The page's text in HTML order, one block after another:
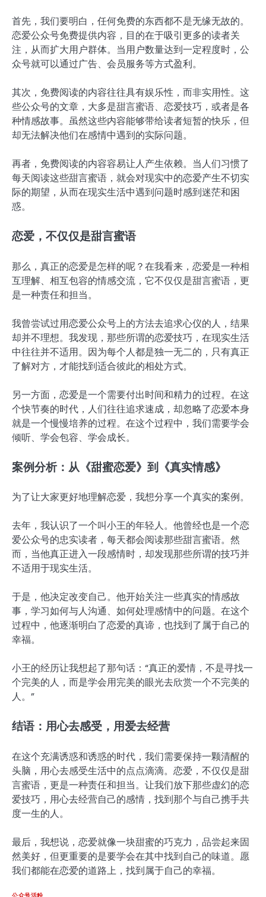
首先，我们要明白，任何免费的东西都不是无缘无故的。
恋爱公众号免费提供内容，目的在于吸引更多的读者关
注，从而扩大用户群体。当用户数量达到一定程度时，公
众号就可以通过广告、会员服务等方式盈利。
其次，免费阅读的内容往往具有娱乐性，而非实用性。这
些公众号的文章，大多是甜言蜜语、恋爱技巧，或者是各
种情感故事。虽然这些内容能够带给读者短暂的快乐，但
却无法解决他们在感情中遇到的实际问题。
再者，免费阅读的内容容易让人产生依赖。当人们习惯了
每天阅读这些甜言蜜语，就会对现实中的恋爱产生不切实
际的期望，从而在现实生活中遇到问题时感到迷茫和困
惑。
恋爱，不仅仅是甜言蜜语
那么，真正的恋爱是怎样的呢？在我看来，恋爱是一种相
互理解、相互包容的情感交流，它不仅仅是甜言蜜语，更
是一种责任和担当。
我曾尝试过用恋爱公众号上的方法去追求心仪的人，结果
却并不理想。我发现，那些所谓的恋爱技巧，在现实生活
中往往并不适用。因为每个人都是独一无二的，只有真正
了解对方，才能找到适合彼此的相处方式。
另一方面，恋爱是一个需要付出时间和精力的过程。在这
个快节奏的时代，人们往往追求速成，却忽略了恋爱本身
就是一个慢慢培养的过程。在这个过程中，我们需要学会
倾听、学会包容、学会成长。
案例分析：从《甜蜜恋爱》到《真实情感》
为了让大家更好地理解恋爱，我想分享一个真实的案例。
去年，我认识了一个叫小王的年轻人。他曾经也是一个恋
爱公众号的忠实读者，每天都会阅读那些甜言蜜语。然
而，当他真正进入一段感情时，却发现那些所谓的技巧并
不适用于现实生活。
于是，他决定改变自己。他开始关注一些真实的情感故
事，学习如何与人沟通、如何处理感情中的问题。在这个
过程中，他逐渐明白了恋爱的真谛，也找到了属于自己的
幸福。
小王的经历让我想起了那句话：“真正的爱情，不是寻找一
个完美的人，而是学会用完美的眼光去欣赏一个不完美的
人。”
结语：用心去感受，用爱去经营
在这个充满诱惑和诱惑的时代，我们需要保持一颗清醒的
头脑，用心去感受生活中的点点滴滴。恋爱，不仅仅是甜
言蜜语，更是一种责任和担当。让我们放下那些虚幻的恋
爱技巧，用心去经营自己的感情，找到那个与自己携手共
度一生的人。
最后，我想说，恋爱就像一块甜蜜的巧克力，品尝起来固
然美好，但更重要的是要学会在其中找到自己的味道。愿
我们都能在恋爱的道路上，找到属于自己的幸福。